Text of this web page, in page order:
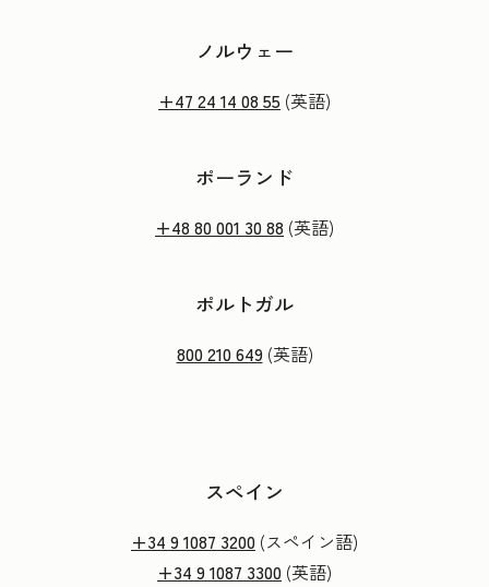
ノルウェー
+47 24 14 08 55 (英語)
ポーランド
+48 80 001 30 88 (英語)
ポルトガル
800 210 649(英語)
スペイン
+34 9 1087 3200 (スペイン語)
+34 9 1087 3300 (英語)